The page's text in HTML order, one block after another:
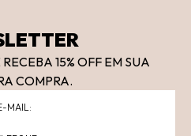
15% OFF EM SUA
COMPRA.